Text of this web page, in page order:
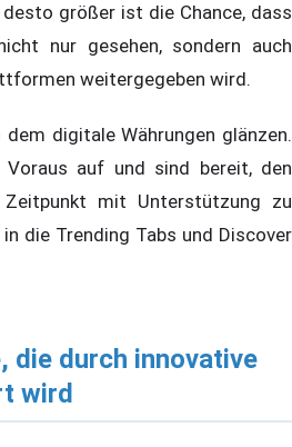
größer ist die Chance, dass
nur gesehen, sondern auch
weitergegeben wird.
digitale Währungen glänzen.
auf und sind bereit, den
mit Unterstützung zu
die Trending Tabs und Discover
die durch innovative
wird